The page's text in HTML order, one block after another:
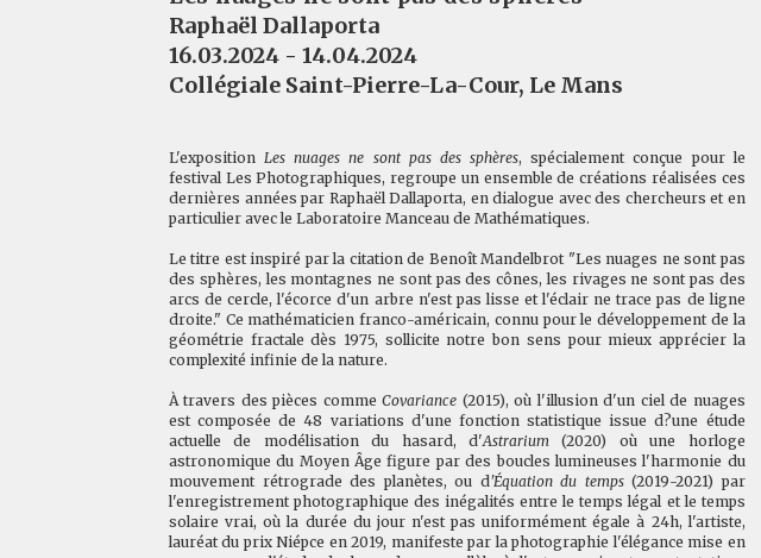
Raphaël Dallaporta
16.03.2024 - 14.04.2024
Collégiale Saint-Pierre-La-Cour, Le Mans
L'expositionLes nuages ne sont pas des sphères, spécialement conçue pour le
festival Les Photographiques, regroupe un ensemble de créations réalisées ces
dernières années par Raphaël Dallaporta, en dialogue avec des chercheurs et en
particulier avec le Laboratoire Manceau de Mathématiques.
Le titre est inspiré par la citation de Benoît Mandelbrot "Les nuages ne sont pas
des sphères, les montagnes ne sont pas des cônes, les rivages ne sont pas des
arcs de cercle, l'écorce d'un arbre n'est pas lisse et l'éclair ne trace pas de ligne
droite." Ce mathématicien franco-américain, connu pour le développement de la
géométrie fractale dès 1975, sollicite notre bon sens pour mieux apprécier la
complexité infinie de la nature.
À travers des pièces commeCovariance (2015), où l'illusion d'un ciel de nuages
est composée de 48 variations d'une fonction statistique issue d?une étude
actuelle de modélisation du hasard, d'Astrarium (2020) où une horloge
astronomique du Moyen Âge figure par des boucles lumineuses l'harmonie du
mouvement rétrograde des planètes, ou d'Équation du temps(2019-2021) par
l'enregistrement photographique des inégalités entre le temps légal et le temps
solaire vrai, où la durée du jour n'est pas uniformément égale à 24h, l'artiste,
lauréat du prix Niépce en 2019, manifeste par la photographie l'élégance mise en